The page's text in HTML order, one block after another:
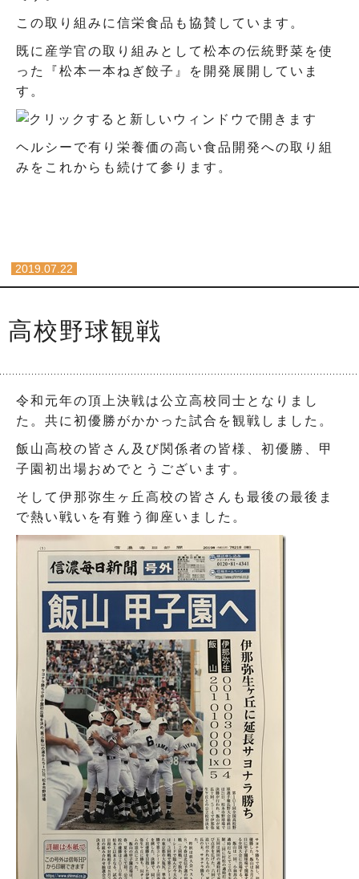
この取り組みに信栄食品も協賛しています。
既に産学官の取り組みとして松本の伝統野菜を使
った『松本一本ねぎ餃子』を開発展開していま
す。
ヘルシーで有り栄養価の高い食品開発への取り組
みをこれからも続けて参ります。
2019.07.22
高校野球観戦
令和元年の頂上決戦は公立高校同士となりまし
た。共に初優勝がかかった試合を観戦しました。
飯山高校の皆さん及び関係者の皆様、初優勝、甲
子園初出場おめでとうございます。
そして伊那弥生ヶ丘高校の皆さんも最後の最後ま
で熱い戦いを有難う御座いました。